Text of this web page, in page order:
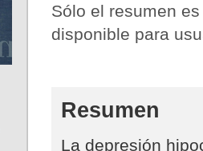
Sólo el resumen
disponible para
Resumen
La depresión